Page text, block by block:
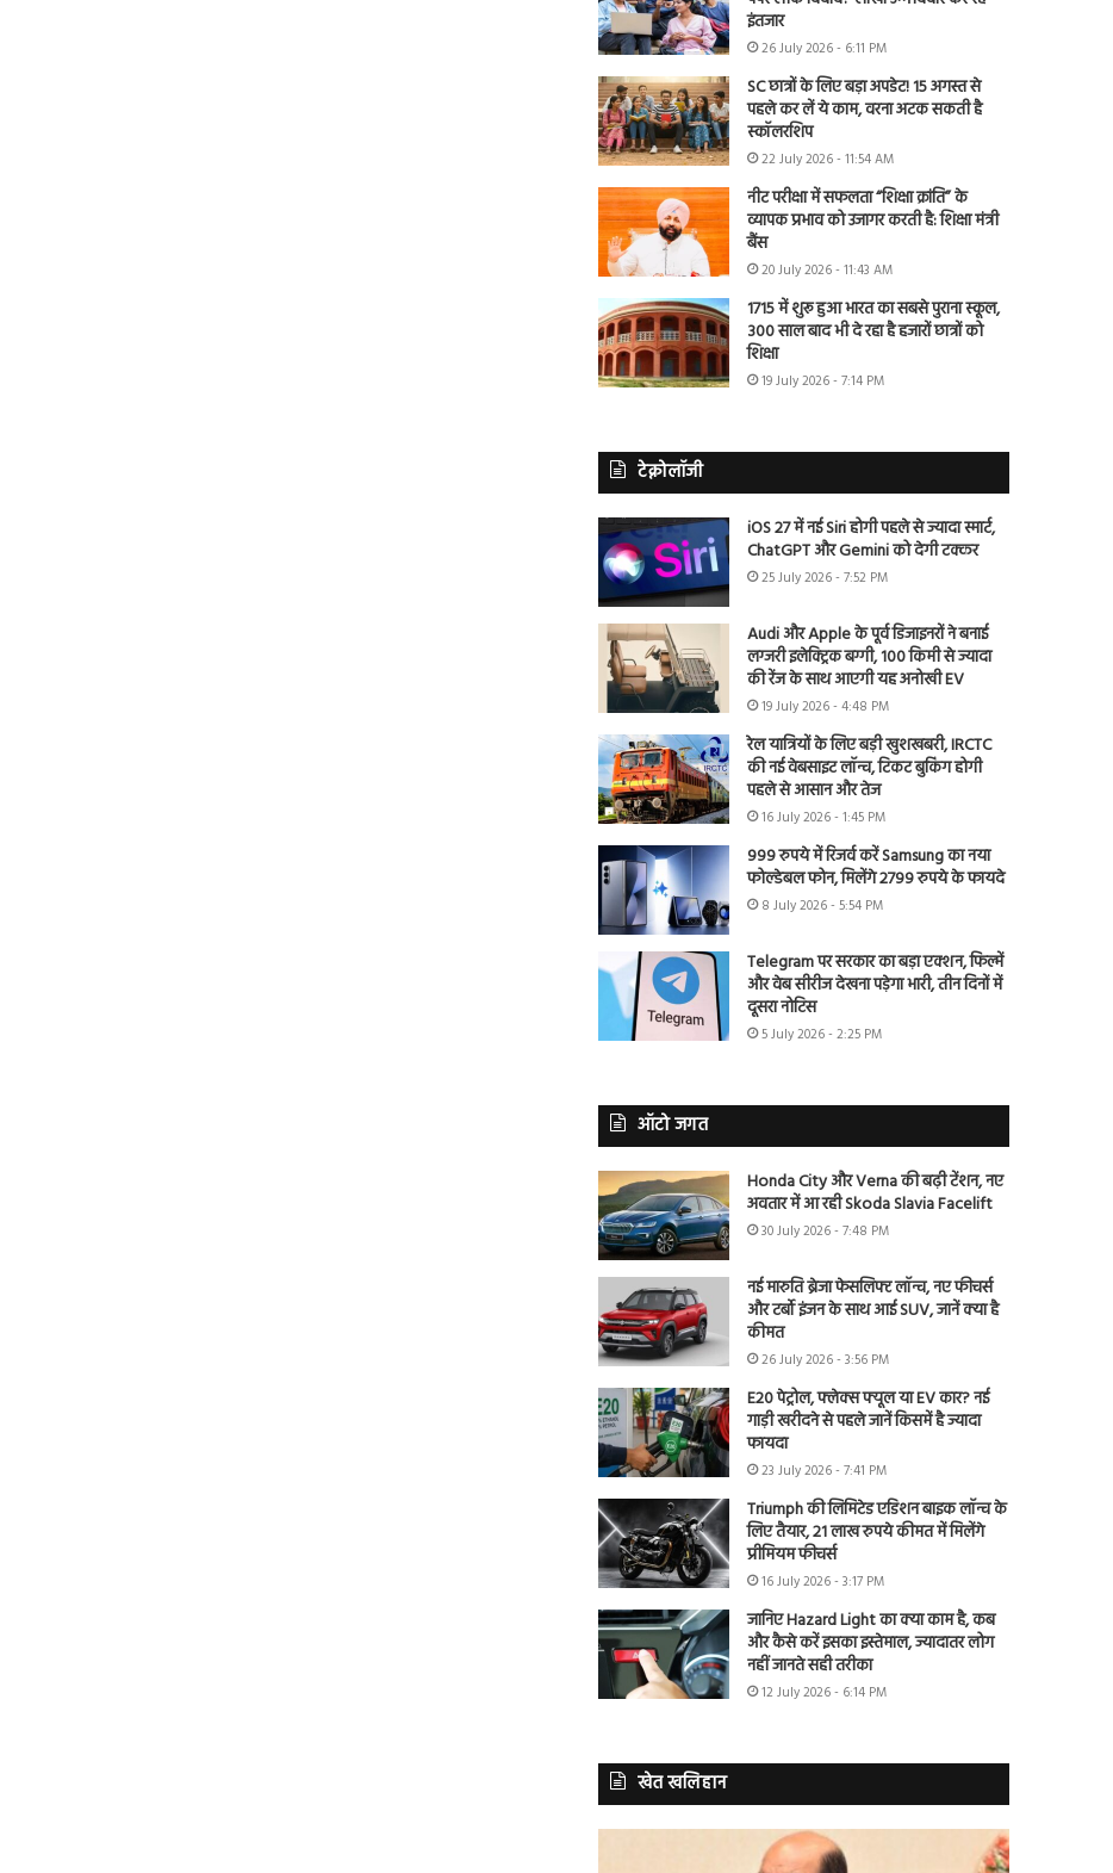
इंतजार
26 July 2026 - 6:11 PM
SC छात्रों के लिए बड़ा अपडेट! 15 अगस्त से
पहले कर लें ये काम, वरना अटक सकती है
स्कॉलरशिप
22 July 2026 - 11:54 AM
नीट परीक्षा में सफलता “शिक्षा क्रांति” के
व्यापक प्रभाव को उजागर करती है: शिक्षा मंत्री
बैंस
20 July 2026 - 11:43 AM
1715 में शुरू हुआ भारत का सबसे पुराना स्कूल,
300 साल बाद भी दे रहा है हजारों छात्रों को
शिक्षा
19 July 2026 - 7:14 PM
टेक्नोलॉजी
iOS 27 में नई Siri होगी पहले से ज्यादा स्मार्ट,
ChatGPT और Gemini को देगी टक्कर
25 July 2026 - 7:52 PM
Audi और Apple के पूर्व डिजाइनरों ने बनाई
लग्जरी इलेक्ट्रिक बग्गी, 100 किमी से ज्यादा
की रेंज के साथ आएगी यह अनोखी EV
19 July 2026 - 4:48 PM
रेल यात्रियों के लिए बड़ी खुशखबरी, IRCTC
की नई वेबसाइट लॉन्च, टिकट बुकिंग होगी
पहले से आसान और तेज
16 July 2026 - 1:45 PM
999 रुपये में रिजर्व करें Samsung का नया
फोल्डेबल फोन, मिलेंगे 2799 रुपये के फायदे
8 July 2026 - 5:54 PM
Telegram पर सरकार का बड़ा एक्शन, फिल्में
और वेब सीरीज देखना पड़ेगा भारी, तीन दिनों में
दूसरा नोटिस
5 July 2026 - 2:25 PM
ऑटो जगत
Honda City और Verna की बढ़ी टेंशन, नए
अवतार में आ रही Skoda Slavia Facelift
30 July 2026 - 7:48 PM
नई मारुति ब्रेजा फेसलिफ्ट लॉन्च, नए फीचर्स
और टर्बो इंजन के साथ आई SUV, जानें क्या है
कीमत
26 July 2026 - 3:56 PM
E20 पेट्रोल, फ्लेक्स फ्यूल या EV कार? नई
गाड़ी खरीदने से पहले जानें किसमें है ज्यादा
फायदा
23 July 2026 - 7:41 PM
Triumph की लिमिटेड एडिशन बाइक लॉन्च के
लिए तैयार, 21 लाख रुपये कीमत में मिलेंगे
प्रीमियम फीचर्स
16 July 2026 - 3:17 PM
जानिए Hazard Light का क्या काम है, कब
और कैसे करें इसका इस्तेमाल, ज्यादातर लोग
नहीं जानते सही तरीका
12 July 2026 - 6:14 PM
खेत खलिहान